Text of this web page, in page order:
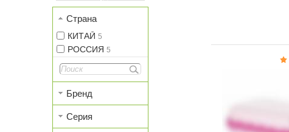
Страна
КИТАЙ 5
РОССИЯ 5
Бренд
Серия